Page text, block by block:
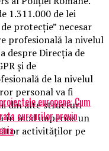
1.311.000 de lei
protecție” necesar
profesională la nivelul
despre Direcția de
și de
de la nivelul
personal va fi
din alte structuri
în mod imperios un
activităților pe
europene: Cum
cursurilor previn